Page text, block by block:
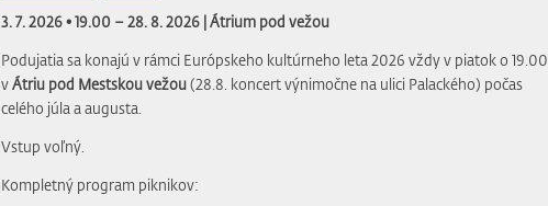
3. 7. 2026 • 19.00 – 28. 8. 2026 |Átrium pod vežou
Podujatia sa konajú v rámci Európskeho kultúrneho leta 2026 vždy v piatok o 19.00
vÁtriu pod Mestskou vežou(28.8. koncert výnimočne na ulici Palackého) počas
celého júla a augusta.
Vstup voľný.
Kompletný program piknikov: